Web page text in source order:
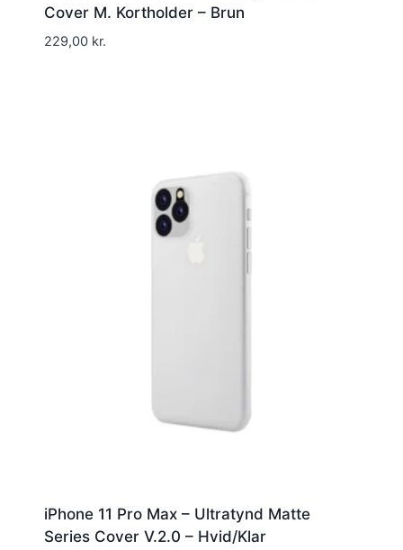
Cover M. Kortholder – Brun
229,00 kr.
iPhone 11 Pro Max – Ultratynd Matte
Series Cover V.2.0 – Hvid/Klar